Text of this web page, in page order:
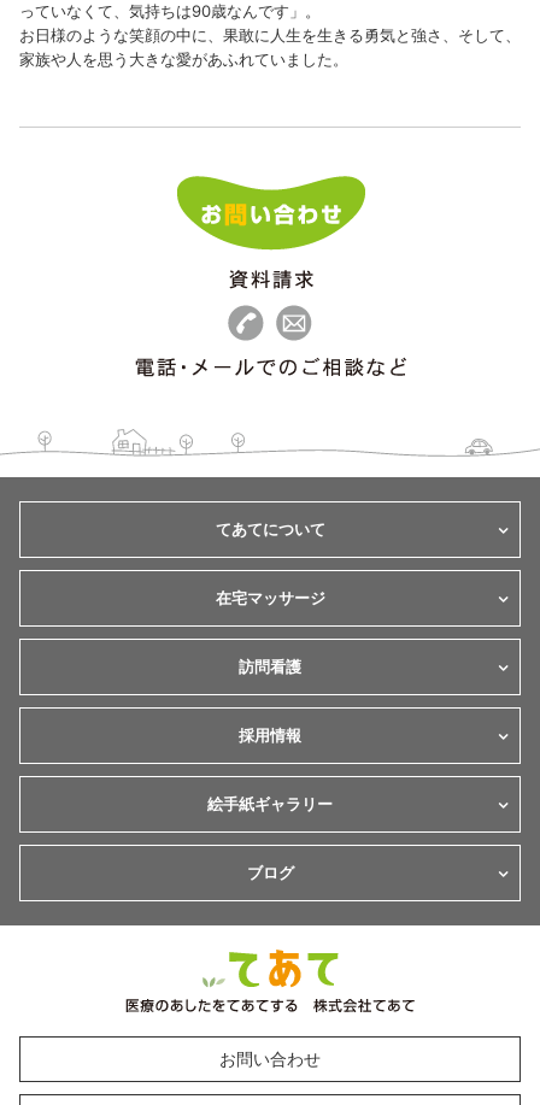
っていなくて、気持ちは90歳なんです」。
お日様のような笑顔の中に、果敢に人生を生きる勇気と強さ、そして、
家族や人を思う大きな愛があふれていました。
てあてについて
在宅マッサージ
訪問看護
採用情報
絵手紙ギャラリー
ブログ
お問い合わせ